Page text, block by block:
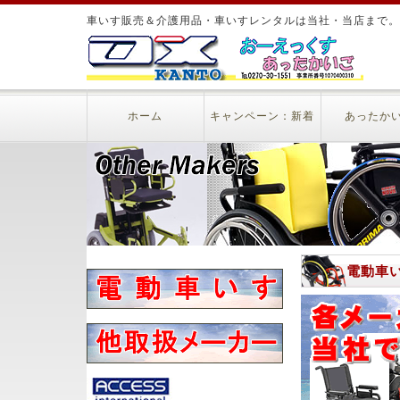
車いす販売＆介護用品・車いすレンタルは当社・当店まで
ホーム キャンペーン：新着 あったか
電動車